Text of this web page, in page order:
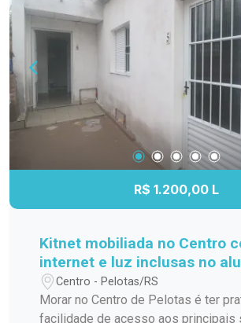
proporcionando mais privacidade,
e excelente iluminação natural.
Localizado na Avenida Duque de
Residencial Estrela Gaúcha oferece
aos principais pontos da cidade. O
próximo a supermercados, escolas,
transporte público e diversos
serviços, trazendo mais praticidade
de conhecer este apartamento.
e agende sua visita para descobrir
R$ 1.200,00 L
Kitnet mobiliada no Centro
internet e luz inclusas no
Centro - Pelotas/RS
Morar no Centro de Pelotas é ter
facilidade de acesso aos principais